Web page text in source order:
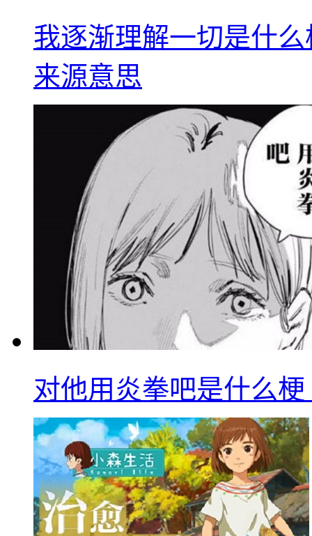
我逐渐理解一切是什
来源意思
对他用炎拳吧是什么